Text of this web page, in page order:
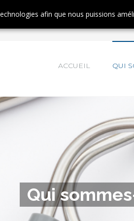
ACCUEIL QUI
Qui
afin que nous puissions